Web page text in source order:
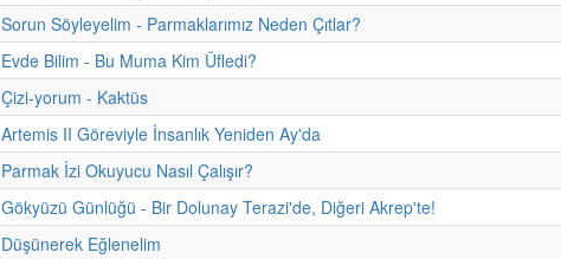
Sorun Söyleyelim - Parmaklarımız Neden Çıtlar?
Evde Bilim - Bu Muma Kim Üfledi?
Çizi-yorum - Kaktüs
Artemis II Göreviyle İnsanlık Yeniden Ay'da
Parmak İzi Okuyucu Nasıl Çalışır?
Gökyüzü Günlüğü - Bir Dolunay Terazi'de, Diğeri Akrep'te!
Düşünerek Eğlenelim